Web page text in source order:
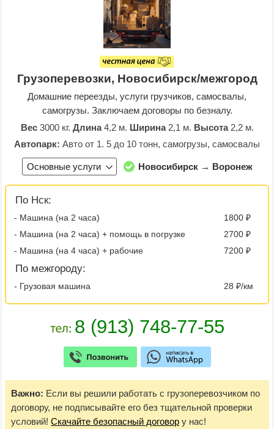
Грузоперевозки, Новосибирск/межгород
Домашние переезды, услуги грузчиков, самосвалы,
самогрузы. Заключаем договоры по безналу.
Вес3000 кг. Длина4,2 м. Ширина2,1 м. Высота2,2 м.
Автопарк: Авто от 1. 5 до 10 тонн, самогрузы, самосвалы
Основные услуги Новосибирск → Воронеж
По Нск:
- Машина (на 2 часа)
1800 ₽
- Машина (на 2 часа) + помощь в погрузке
2700 ₽
- Машина (на 4 часа) + рабочие
7200 ₽
По межгороду:
- Грузовая машина 28 ₽/км
Важно: Если вы решили работать с грузоперевозчиком по
договору, не подписывайте его без тщательной проверки
условий! Скачайте безопасный договор у нас!